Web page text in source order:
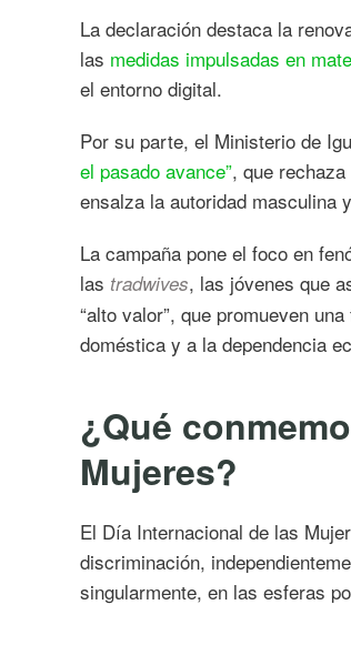
La declaración destaca la
las medidas impulsadas en
el entorno digital.
Por su parte, el Ministerio de
el pasado avance”, que
ensalza la autoridad masculina
La campaña pone el foco en
las tradwives, las jóvenes que
“alto valor”, que promueven
doméstica y a la dependencia
¿Qué
Mujeres?
El Día Internacional de las
discriminación,
singularmente, en las esferas